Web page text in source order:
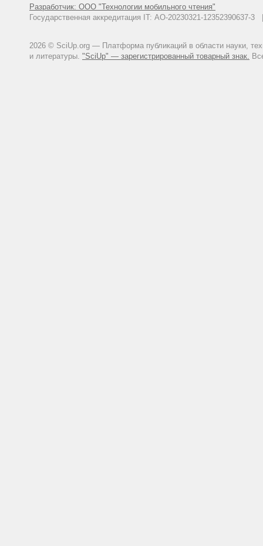
Разработчик: ООО "Технологии мобильного чтения"
Государственная аккредитация IT: АО-20230321-
2026 © SciUp.org — Платформа публикаций в области науки,
и литературы. "SciUp" — зарегистрированный товарный знак.